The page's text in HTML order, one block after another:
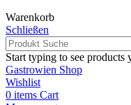
Warenkorb
Schließen
Start typing to see products
Gastrowien Shop
Wishlist
0 items Cart